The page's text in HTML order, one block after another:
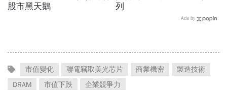
股市黑天鵝
列
Ads by
市值變化 聯電竊取美光芯片 商業機密
製造技術
DRAM
市值下跌 企業競爭力